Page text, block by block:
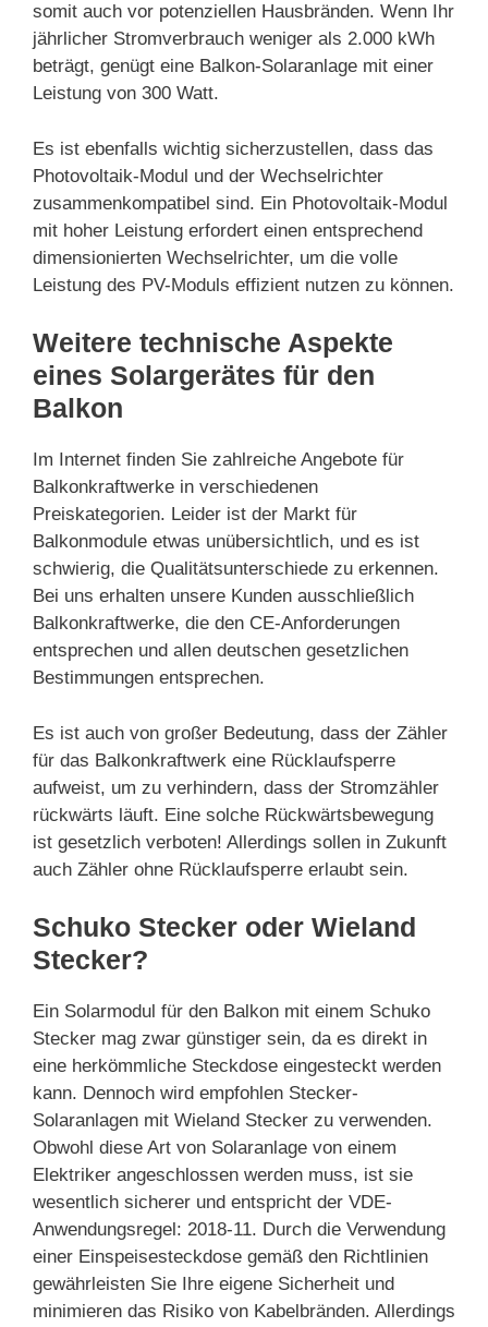
somit auch vor potenziellen Hausbränden. Wenn Ihr
jährlicher Stromverbrauch weniger als 2.000 kWh
beträgt, genügt eine Balkon-Solaranlage mit einer
Leistung von 300 Watt.
Es ist ebenfalls wichtig sicherzustellen, dass das
Photovoltaik-Modul und der Wechselrichter
zusammenkompatibel sind. Ein Photovoltaik-Modul
mit hoher Leistung erfordert einen entsprechend
dimensionierten Wechselrichter, um die volle
Leistung des PV-Moduls effizient nutzen zu können.
Weitere technische Aspekte
eines Solargerätes für den
Balkon
Im Internet finden Sie zahlreiche Angebote für
Balkonkraftwerke in verschiedenen
Preiskategorien. Leider ist der Markt für
Balkonmodule etwas unübersichtlich, und es ist
schwierig, die Qualitätsunterschiede zu erkennen.
Bei uns erhalten unsere Kunden ausschließlich
Balkonkraftwerke, die den CE-Anforderungen
entsprechen und allen deutschen gesetzlichen
Bestimmungen entsprechen.
Es ist auch von großer Bedeutung, dass der Zähler
für das Balkonkraftwerk eine Rücklaufsperre
aufweist, um zu verhindern, dass der Stromzähler
rückwärts läuft. Eine solche Rückwärtsbewegung
ist gesetzlich verboten! Allerdings sollen in Zukunft
auch Zähler ohne Rücklaufsperre erlaubt sein.
Schuko Stecker oder Wieland
Stecker?
Ein Solarmodul für den Balkon mit einem Schuko
Stecker mag zwar günstiger sein, da es direkt in
eine herkömmliche Steckdose eingesteckt werden
kann. Dennoch wird empfohlen Stecker-
Solaranlagen mit Wieland Stecker zu verwenden.
Obwohl diese Art von Solaranlage von einem
Elektriker angeschlossen werden muss, ist sie
wesentlich sicherer und entspricht der VDE-
Anwendungsregel: 2018-11. Durch die Verwendung
einer Einspeisesteckdose gemäß den Richtlinien
gewährleisten Sie Ihre eigene Sicherheit und
minimieren das Risiko von Kabelbränden. Allerdings